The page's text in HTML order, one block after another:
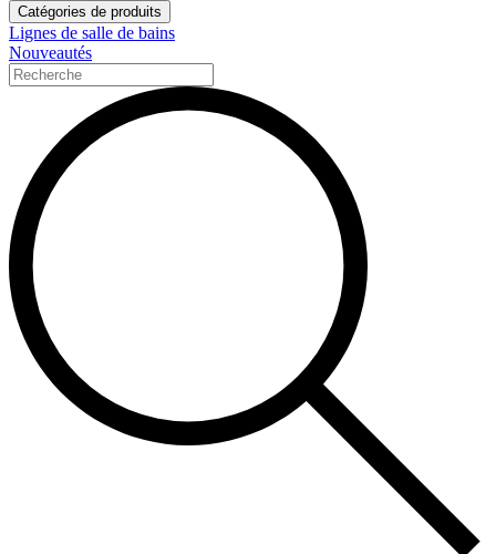
Catégories de produits
Lignes de salle de bains
Nouveautés